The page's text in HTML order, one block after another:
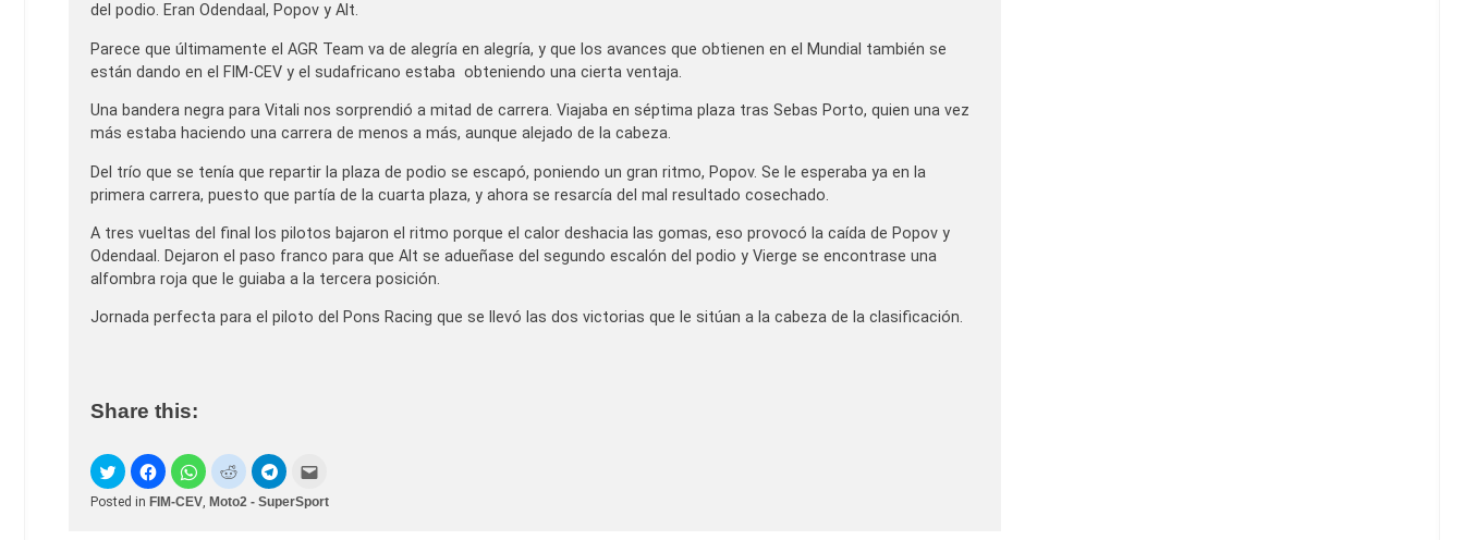
del podio. Eran Odendaal, Popov y Alt.
Parece que últimamente el AGR Team va de alegría en alegría, y que los avances que obtienen en el Mundial también se
están dando en el FIM-CEV y el sudafricano estaba obteniendo una cierta ventaja.
Una bandera negra para Vitali nos sorprendió a mitad de carrera. Viajaba en séptima plaza tras Sebas Porto, quien una vez
más estaba haciendo una carrera de menos a más, aunque alejado de la cabeza.
Del trío que se tenía que repartir la plaza de podio se escapó, poniendo un gran ritmo, Popov. Se le esperaba ya en la
primera carrera, puesto que partía de la cuarta plaza, y ahora se resarcía del mal resultado cosechado.
A tres vueltas del final los pilotos bajaron el ritmo porque el calor deshacia las gomas, eso provocó la caída de Popov y
Odendaal. Dejaron el paso franco para que Alt se adueñase del segundo escalón del podio y Vierge se encontrase una
alfombra roja que le guiaba a la tercera posición.
Jornada perfecta para el piloto del Pons Racing que se llevó las dos victorias que le sitúan a la cabeza de la clasificación.
Share this:
Posted in FIM-CEV, Moto2 - SuperSport